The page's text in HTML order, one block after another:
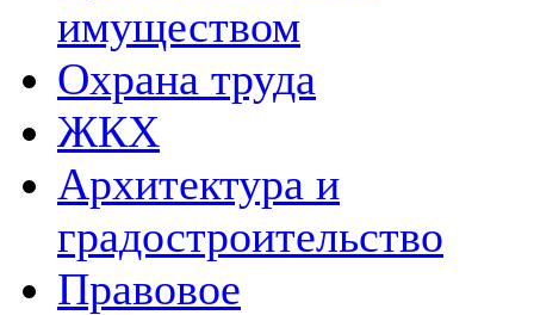
имуществом
Охрана труда
ЖКХ
Архитектура и
градостроительство
Правовое